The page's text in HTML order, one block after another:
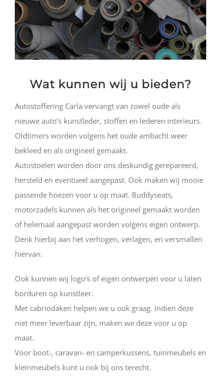
Wat kunnen wij u bieden?
Autostoffering Carla vervangt van zowel oude als
nieuwe auto’s kunstleder, stoffen en lederen interieurs.
Oldtimers worden volgens het oude ambacht weer
bekleed en als origineel gemaakt.
Autostoelen worden door ons deskundig gerepareerd,
hersteld en eventueel aangepast. Ook maken wij mooie
passende hoezen voor u op maat. Buddyseats,
motorzadels kunnen als het origineel gemaakt worden
of helemaal aangepast worden volgens eigen ontwerp.
Denk hierbij aan het verhogen, verlagen, en versmallen
hiervan.
Ook kunnen wij logo’s of eigen ontwerpen voor u laten
borduren op kunstleer.
Met cabriodaken helpen we u ook graag. Indien deze
niet meer leverbaar zijn, maken we deze voor u op
maat.
Voor boot-, caravan- en camperkussens, tuinmeubels en
kleinmeubels kunt u ook bij ons terecht.